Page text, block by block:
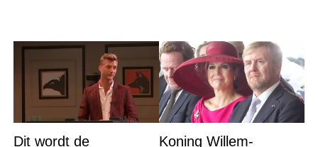
Dit wordt de
Koning Willem-